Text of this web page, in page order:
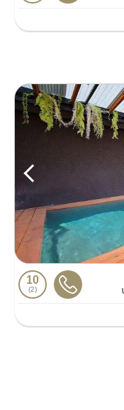
10
2